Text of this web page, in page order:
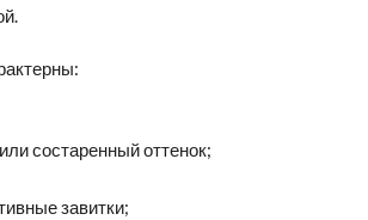
состаренный оттенок;
завитки;